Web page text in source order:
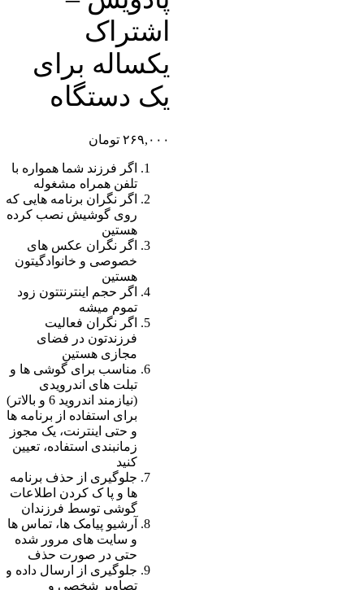
اشتراک
یکساله برای
یک دستگاه
۲۶۹,۰۰۰ تومان
اگر فرزند شما همواره با
تلفن همراه مشغوله
اگر نگران برنامه هایی که
روی گوشیش نصب کرده
هستین
اگر نگران عکس های
خصوصی و خانوادگیتون
هستین
اگر حجم اینترنتتون زود
تموم میشه
اگر نگران فعالیت
فرزندتون در فضای
مجازی هستین
مناسب برای گوشی ها و
تبلت های اندرویدی
(نیازمند اندروید 6 و بالاتر)
برای استفاده از برنامه ها
و حتی اینترنت، یک مجوز
زمانبندی استفاده، تعیین
کنید
جلوگیری از حذف برنامه
ها و پا ک کردن اطلاعات
گوشی توسط فرزندان
آرشیو پیامک ها، تماس ها
و سایت های مرور شده
حتی در صورت حذف
جلوگیری از ارسال داده و
تصاویر شخصی و